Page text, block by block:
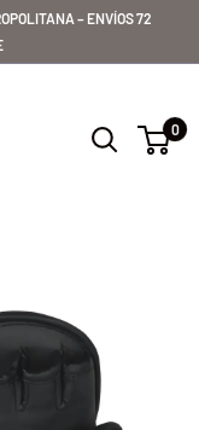
– ENVÍOS 72
0